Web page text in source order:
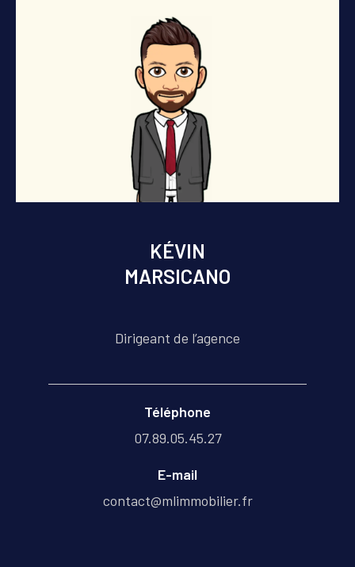
KÉVIN
MARSICANO
Dirigeant de l’agence
Téléphone
07.89.05.45.27
E-mail
contact@mlimmobilier.fr